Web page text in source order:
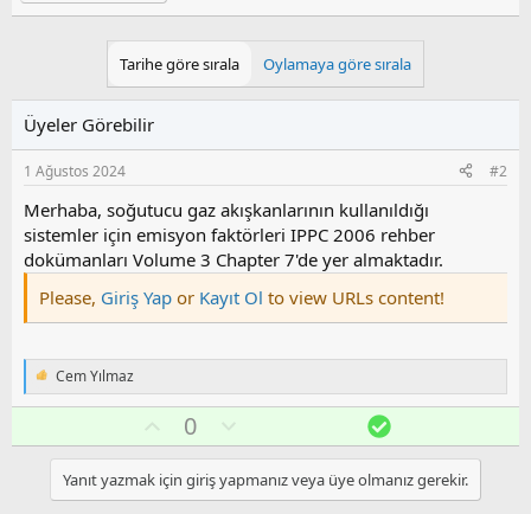
Tarihe göre sırala Oylamaya göre sırala
Üyeler Görebilir
1 Ağustos 2024 #2
Merhaba, soğutucu gaz akışkanlarının kullanıldığı
sistemler için emisyon faktörleri IPPC 2006 rehber
dokümanları Volume 3 Chapter 7'de yer almaktadır.
Please, Giriş Yap or Kayıt Ol to view URLs content!
T
e
Cem Yılmaz
y
l
a
0
l
u
m
Ç
ö
z
ü
Yanıt yazmak için giriş yapmanız veya üye olmanız gerekir.